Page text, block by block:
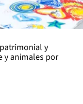
y
y animales por